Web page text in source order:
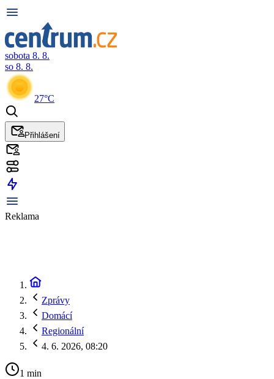
sobota 8. 8.
so 8. 8.
27°C
Přihlášení
Reklama
Zprávy
Domácí
Regionální
4. 6. 2026, 08:20
1 min